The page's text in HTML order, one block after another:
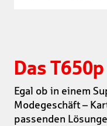
Das
Egal ob in einem
Modegeschäft –
passenden